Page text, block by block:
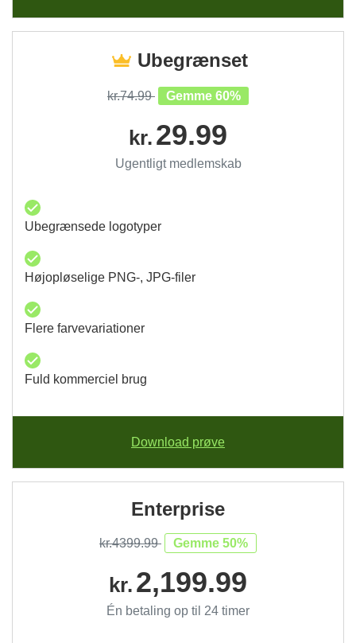
Ubegrænset
kr.74.99 Gemme 60%
kr. 29.99
Ugentligt medlemskab
Ubegrænsede logotyper
Højopløselige PNG-, JPG-filer
Flere farvevariationer
Fuld kommerciel brug
Download prøve
Enterprise
kr.4399.99 Gemme 50%
kr. 2,199.99
Én betaling op til 24 timer